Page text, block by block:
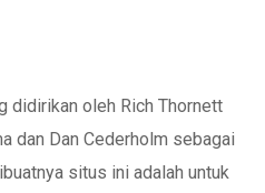
didirikan oleh Rich Thornett
dan Dan Cederholm sebagai
situs ini adalah untuk